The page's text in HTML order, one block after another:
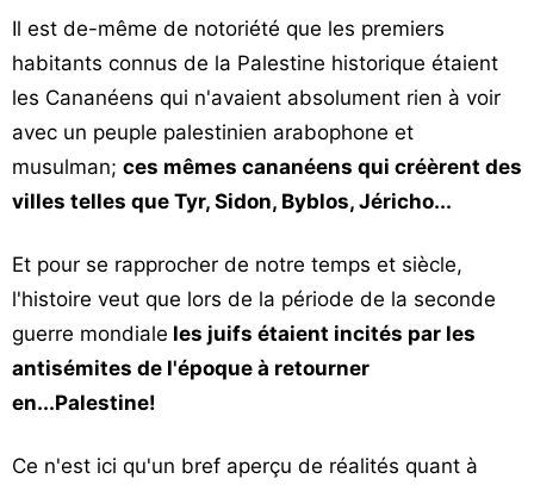
Il est de-même de notoriété que les premiers
habitants connus de la Palestine historique étaient
les Cananéens qui n'avaient absolument rien à voir
avec un peuple palestinien arabophone et
musulman; ces mêmes cananéens qui créèrent des
villes telles que Tyr, Sidon, Byblos, Jéricho...
Et pour se rapprocher de notre temps et siècle,
l'histoire veut que lors de la période de la seconde
guerre mondiale les juifs étaient incités par les
antisémites de l'époque à retourner
en...Palestine!
Ce n'est ici qu'un bref aperçu de réalités quant à